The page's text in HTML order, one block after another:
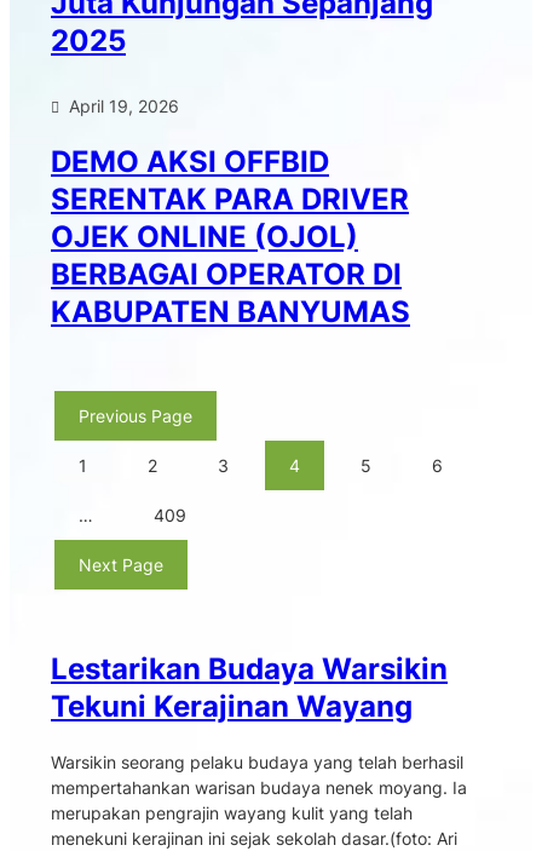
2025
April 19, 2026
DEMO AKSI OFFBID
SERENTAK PARA DRIVER
OJEK ONLINE (OJOL)
BERBAGAI OPERATOR DI
KABUPATEN BANYUMAS
Previous Page
1 2 3 4 5 6
… 409
Next Page
Lestarikan Budaya Warsikin
Tekuni Kerajinan Wayang
Warsikin seorang pelaku budaya yang telah berhasil
mempertahankan warisan budaya nenek moyang. Ia
merupakan pengrajin wayang kulit yang telah
menekuni kerajinan ini sejak sekolah dasar.(foto: Ari